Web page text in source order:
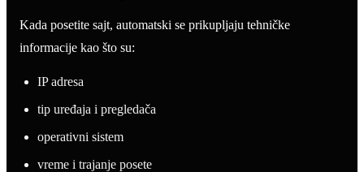
Kada posetite sajt, automatski se prikupljaju tehničke
informacije kao što su:
IP adresa
tip uređaja i pregledača
operativni sistem
vreme i trajanje posete